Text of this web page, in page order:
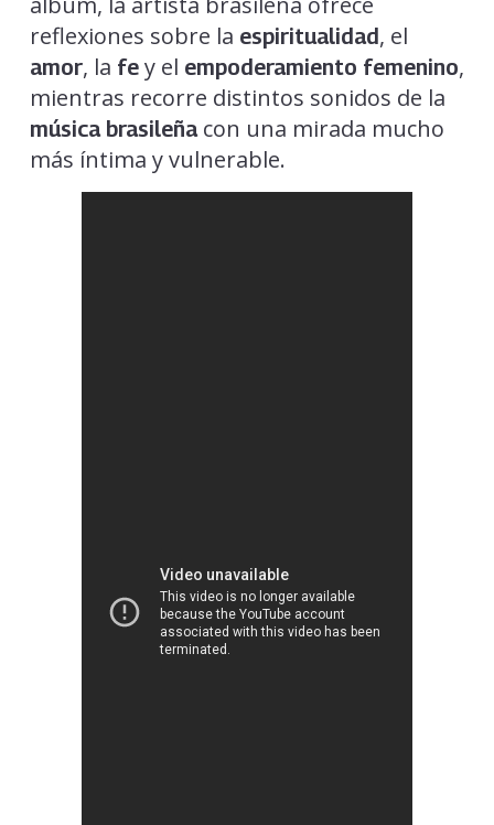
reflexiones sobre la espiritualidad, el
amor, la fey el empoderamiento femenino,
mientras recorre distintos sonidos de la
música brasileñacon una mirada mucho
más íntima y vulnerable.